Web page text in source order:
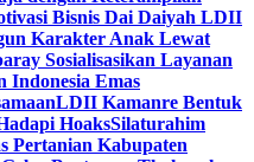
Bisnis Dai Daiyah LDII
Karakter Anak Lewat
Sosialisasikan Layanan
Emas
LDII Kamanre Bentuk
HoaksSilaturahim
Pertanian Kabupaten